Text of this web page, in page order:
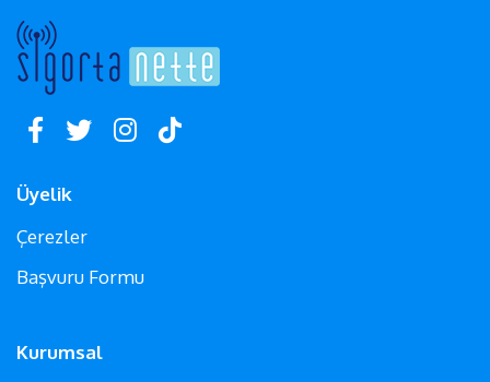
Üyelik
Çerezler
Başvuru Formu
Kurumsal